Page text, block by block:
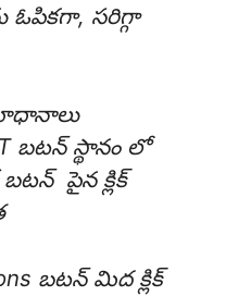
ఓపికగా, సరిగ్గా
బటన్ స్థానం లో
పైన క్లిక్
బటన్ మిద క్లిక్